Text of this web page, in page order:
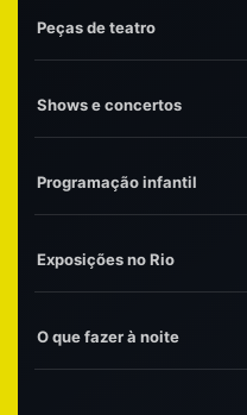
Peças de teatro
Shows e concertos
Programação infantil
Exposições no Rio
O que fazer à noite